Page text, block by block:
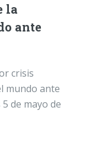
la
ante
crisis
mundo ante
de mayo de